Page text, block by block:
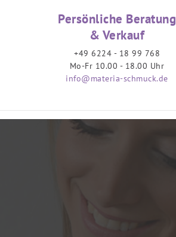
Persönliche Beratung
& Verkauf
+49 6224 - 18 99 768
Mo-Fr 10.00 - 18.00 Uhr
info@materia-schmuck.de